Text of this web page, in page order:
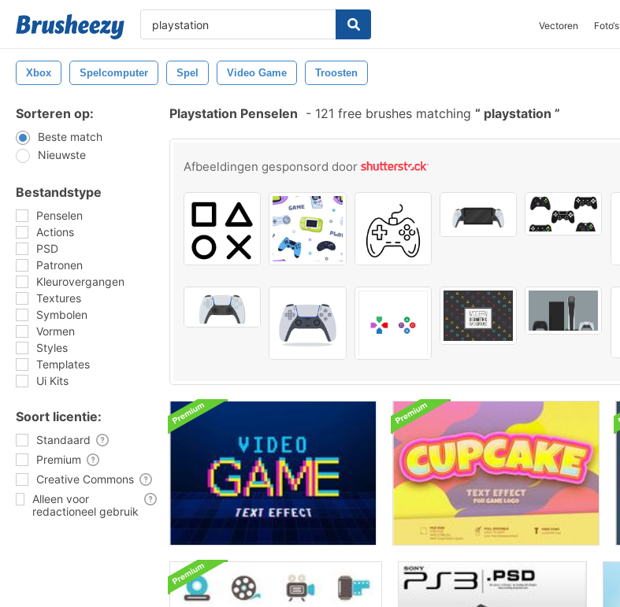
Vectoren Foto‘s
Xbox Spelcomputer Spel Video Game Troosten
Sorteren op:
Beste match
Nieuwste
Bestandstype
Penselen
Actions
PSD
Patronen
Kleurovergangen
Textures
Symbolen
Vormen
Styles
Templates
Ui Kits
Soort licentie:
Standaard
Premium
Creative Commons
Alleen voor
redactioneel gebruik
Playstation Penselen - 121 free brushes matching playstation
Afbeeldingen gesponsord door